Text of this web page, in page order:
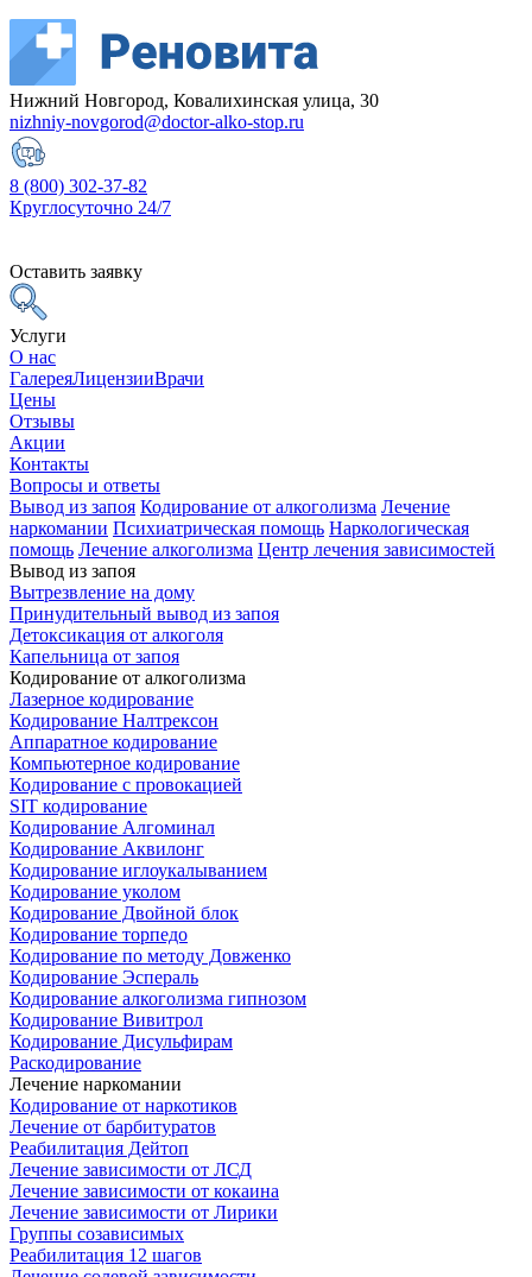
Нижний Новгород, Ковалихинская улица, 30
nizhniy-novgorod@doctor-alko-stop.ru
8 (800) 302-37-82
Круглосуточно 24/7
Оставить заявку
Услуги
О нас
ГалереяЛицензииВрачи
Цены
Отзывы
Акции
Контакты
Вопросы и ответы
Вывод из запоя Кодирование от алкоголизма Лечение
наркомании Психиатрическая помощь Наркологическая
помощь Лечение алкоголизма Центр лечения зависимостей
Вывод из запоя
Вытрезвление на дому
Принудительный вывод из запоя
Детоксикация от алкоголя
Капельница от запоя
Кодирование от алкоголизма
Лазерное кодирование
Кодирование Налтрексон
Аппаратное кодирование
Компьютерное кодирование
Кодирование с провокацией
SIT кодирование
Кодирование Алгоминал
Кодирование Аквилонг
Кодирование иглоукалыванием
Кодирование уколом
Кодирование Двойной блок
Кодирование торпедо
Кодирование по методу Довженко
Кодирование Эспераль
Кодирование алкоголизма гипнозом
Кодирование Вивитрол
Кодирование Дисульфирам
Раскодирование
Лечение наркомании
Кодирование от наркотиков
Лечение от барбитуратов
Реабилитация Дейтоп
Лечение зависимости от ЛСД
Лечение зависимости от кокаина
Лечение зависимости от Лирики
Группы созависимых
Реабилитация 12 шагов